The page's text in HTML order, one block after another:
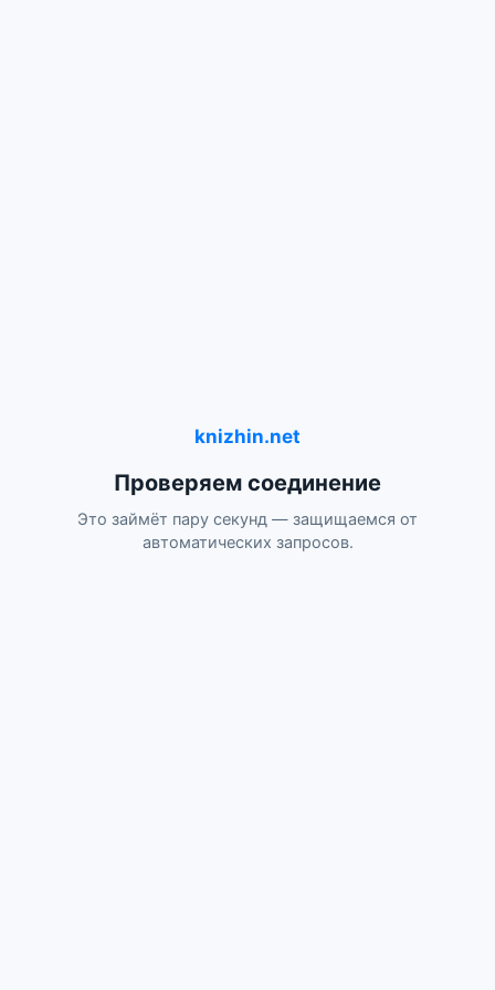
knizhin.net
Проверяем соединение
Это займёт пару секунд — защищаемся от
автоматических запросов.